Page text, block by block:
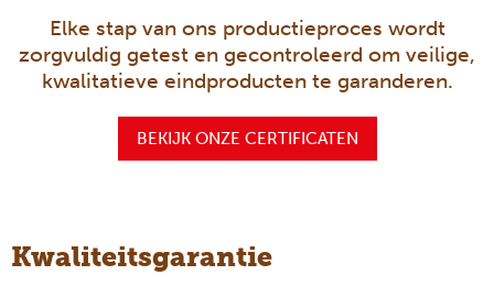
Elke stap van ons productieproces wordt
zorgvuldig getest en gecontroleerd om veilige,
kwalitatieve eindproducten te garanderen.
BEKIJK ONZE CERTIFICATEN
Kwaliteitsgarantie